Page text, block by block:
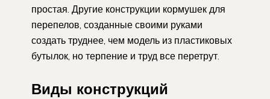
простая. Другие конструкции кормушек для
перепелов, созданные своими руками
создать труднее, чем модель из пластиковых
бутылок, но терпение и труд все перетрут.
Виды конструкций